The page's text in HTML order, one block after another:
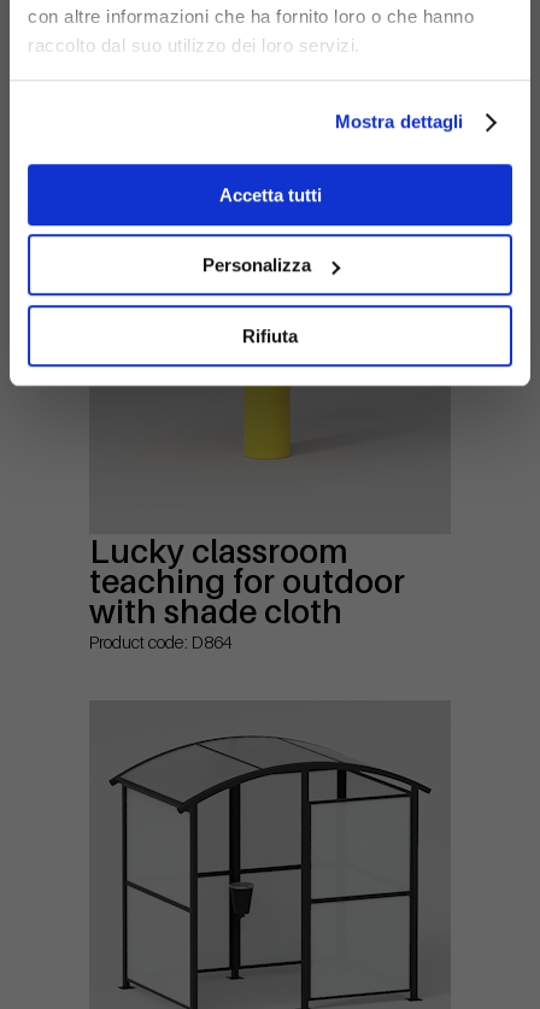
con altre informazioni che ha fornito loro o che hanno
raccolto dal suo utilizzo dei loro servizi.
Mostra dettagli
Accetta tutti
Personalizza
Rifiuta
Dynamo model cover
Lucky classroom
teaching for outdoor
with shade cloth
Product code: D864